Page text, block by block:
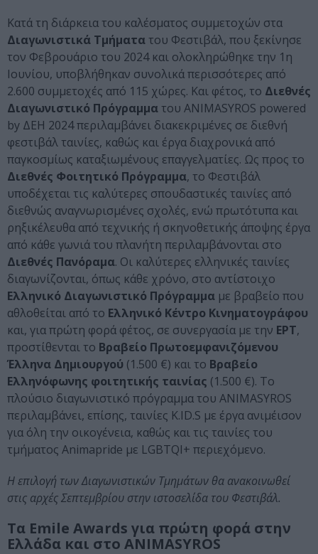
Κατά τη διάρκεια του καλέσματος συμμετοχών στα
Διαγωνιστικά Τμήματα του Φεστιβάλ, που ξεκίνησε
τον Φεβρουάριο του 2024 και ολοκληρώθηκε την 1η
Ιουνίου, υποβλήθηκαν συνολικά περισσότερες από
2.600 συμμετοχές από 115 χώρες. Και φέτος, το Διεθνές
Διαγωνιστικό Πρόγραμμα του ANIMASYROS powered
by ΔΕΗ 2024 περιλαμβάνει διακεκριμένες σε διεθνή
φεστιβάλ ταινίες, καθώς και έργα διαχρονικά από
παγκοσμίως καταξιωμένους επαγγελματίες. Ως προς το
Διεθνές Φοιτητικό Πρόγραμμα, το Φεστιβάλ
υποδέχεται τις καλύτερες σπουδαστικές ταινίες από
διεθνώς αναγνωρισμένες σχολές, ενώ πρωτότυπα και
ρηξικέλευθα από τεχνικής ή σκηνοθετικής άποψης έργα
από κάθε γωνιά του πλανήτη περιλαμβάνονται στο
Διεθνές Πανόραμα. Οι καλύτερες ελληνικές ταινίες
διαγωνίζονται, όπως κάθε χρόνο, στο αντίστοιχο
Ελληνικό Διαγωνιστικό Πρόγραμμα με βραβείο που
αθλοθείται από το Ελληνικό Κέντρο Κινηματογράφου
και, για πρώτη φορά φέτος, σε συνεργασία με την ΕΡΤ,
προστίθενται το Βραβείο Πρωτοεμφανιζόμενου
Έλληνα Δημιουργού (1.500 €) και το Βραβείο
Ελληνόφωνης φοιτητικής ταινίας (1.500 €). Το
πλούσιο διαγωνιστικό πρόγραμμα του ANIMASYROS
περιλαμβάνει, επίσης, ταινίες K.ID.S με έργα ανιμέισον
για όλη την οικογένεια, καθώς και τις ταινίες του
τμήματος Animapride με LGBTQI+ περιεχόμενο.
Η επιλογή των Διαγωνιστικών Τμημάτων θα ανακοινωθεί
στις αρχές Σεπτεμβρίου στην ιστοσελίδα του Φεστιβάλ.
Τα Emile Awards για πρώτη φορά στην
Ελλάδα και στο ANIMASYROS